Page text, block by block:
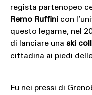
regista partenopeo
Remo Ruffinicon
questo legame, nel
di lanciare una ski
cittadina ai piedi
Fu nei pressi di